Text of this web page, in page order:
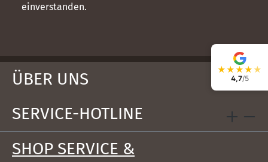
einverstanden.
ÜBER UNS
SERVICE-HOTLINE
SHOP SERVICE &
★★★★★
4,7/5